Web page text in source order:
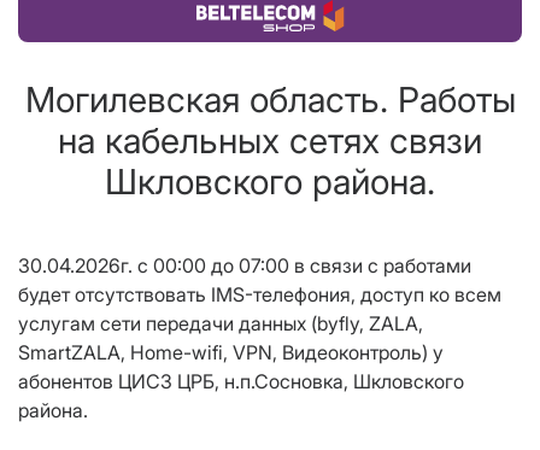
Купить товар
Могилевская область. Работы
на кабельных сетях связи
Шкловского района.
30.04.2026г. с 00:00 до 07:00 в связи с работами
будет отсутствовать IMS-телефония, доступ ко всем
услугам сети передачи данных (byfly, ZALA,
SmartZALA, Home-wifi, VPN, Видеоконтроль) у
абонентов ЦИСЗ ЦРБ, н.п.Сосновка, Шкловского
района.